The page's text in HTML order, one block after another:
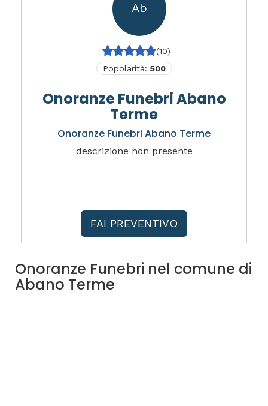
Ab
(10)
Popolarità: 500
Onoranze Funebri Abano
Terme
Onoranze Funebri Abano Terme
descrizione non presente
FAI PREVENTIVO
Onoranze Funebri nel comune di
Abano Terme